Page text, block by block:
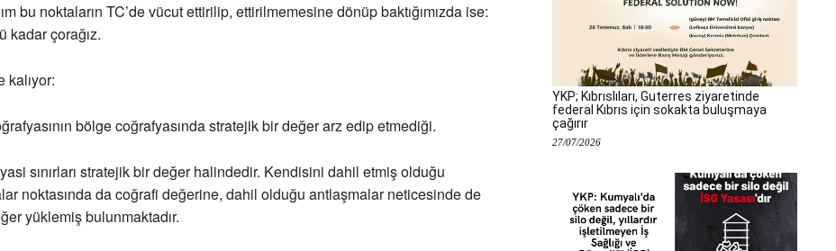
bu noktaların TC’de vücut ettirilip, ettirilmemesine dönüp baktığımızda ise:
kadar çorağız.
kalıyor:
bölge coğrafyasında stratejik bir değer arz edip etmediği.
sınırları stratejik bir değer halindedir. Kendisini dahil etmiş olduğu
noktasında da coğrafi değerine, dahil olduğu antlaşmalar neticesinde de
yüklemiş bulunmaktadır.
YKP; Kıbrıslıları, Guterres ziyaretinde
federal Kıbrıs için sokakta buluşmaya
çağırır
27/07/2026